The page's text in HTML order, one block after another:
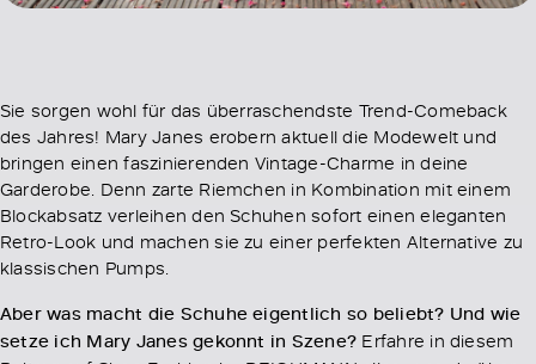
Sie sorgen wohl für das überraschendste Trend-Comeback
des Jahres! Mary Janes erobern aktuell die Modewelt und
bringen einen faszinierenden Vintage-Charme in deine
Garderobe. Denn zarte Riemchen in Kombination mit einem
Blockabsatz verleihen den Schuhen sofort einen eleganten
Retro-Look und machen sie zu einer perfekten Alternative zu
klassischen Pumps.
Aber was macht die Schuhe eigentlich so beliebt? Und wie
setze ich Mary Janes gekonnt in Szene? Erfahre in diesem